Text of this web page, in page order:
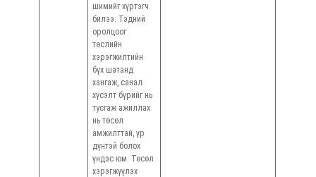
шимийг хүртэгч
билээ. Тэдний
оролцоог
төслийн
хэрэгжилтийн
бүх шатанд
хангаж, санал
хүсэлт бүрийг нь
тусгаж ажиллах
нь төсөл
амжилттай, үр
дүнтэй болох
үндэс юм. Төсөл
хэрэгжүүлэх